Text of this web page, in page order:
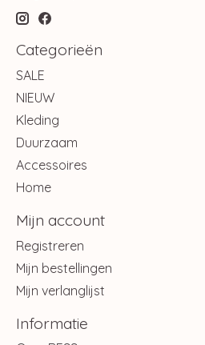
Categorieën
SALE
NIEUW
Kleding
Duurzaam
Accessoires
Home
Mijn account
Registreren
Mijn bestellingen
Mijn verlanglijst
Informatie